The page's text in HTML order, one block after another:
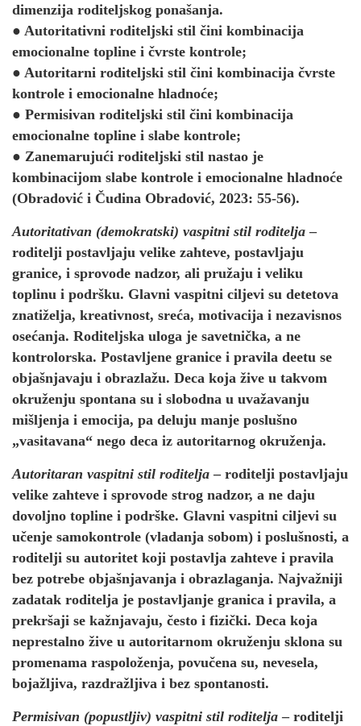
dimenzija roditeljskog ponašanja.
● Autoritativni roditeljski stil čini kombinacija
emocionalne topline i čvrste kontrole;
● Autoritarni roditeljski stil čini kombinacija čvrste
kontrole i emocionalne hladnoće;
● Permisivan roditeljski stil čini kombinacija
emocionalne topline i slabe kontrole;
● Zanemarujući roditeljski stil nastao je
kombinacijom slabe kontrole i emocionalne hladnoće
(Obradović i Čudina Obradović, 2023: 55-56).
Autoritativan (demokratski) vaspitni stil roditelja –
roditelji postavljaju velike zahteve, postavljaju
granice, i sprovode nadzor, ali pružaju i veliku
toplinu i podršku. Glavni vaspitni ciljevi su detetova
znatiželja, kreativnost, sreća, motivacija i nezavisnos
osećanja. Roditeljska uloga je savetnička, a ne
kontrolorska. Postavljene granice i pravila deetu se
objašnjavaju i obrazlažu. Deca koja žive u takvom
okruženju spontana su i slobodna u uvažavanju
mišljenja i emocija, pa deluju manje poslušno
„vasitavana“ nego deca iz autoritarnog okruženja.
Autoritaran vaspitni stil roditelja – roditelji postavljaju
velike zahteve i sprovode strog nadzor, a ne daju
dovoljno topline i podrške. Glavni vaspitni ciljevi su
učenje samokontrole (vladanja sobom) i poslušnosti, a
roditelji su autoritet koji postavlja zahteve i pravila
bez potrebe objašnjavanja i obrazlaganja. Najvažniji
zadatak roditelja je postavljanje granica i pravila, a
prekršaji se kažnjavaju, često i fizički. Deca koja
neprestalno žive u autoritarnom okruženju sklona su
promenama raspoloženja, povučena su, nevesela,
bojažljiva, razdražljiva i bez spontanosti.
Permisivan (popustljiv) vaspitni stil roditelja – roditelji